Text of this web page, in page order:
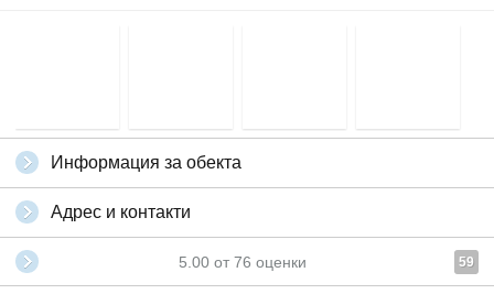
Информация за обекта
Адрес и контакти
5.00 от 76 оценки 59